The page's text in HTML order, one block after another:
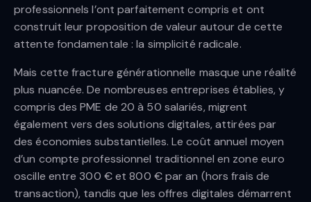
professionnels l’ont parfaitement compris et ont
construit leur proposition de valeur autour de cette
attente fondamentale : la simplicité radicale.
Mais cette fracture générationnelle masque une réalité
plus nuancée. De nombreuses entreprises établies, y
compris des PME de 20 à 50 salariés, migrent
également vers des solutions digitales, attirées par
des économies substantielles. Le coût annuel moyen
d’un compte professionnel traditionnel en zone euro
oscille entre 300 € et 800 € par an (hors frais de
transaction), tandis que les offres digitales démarrent